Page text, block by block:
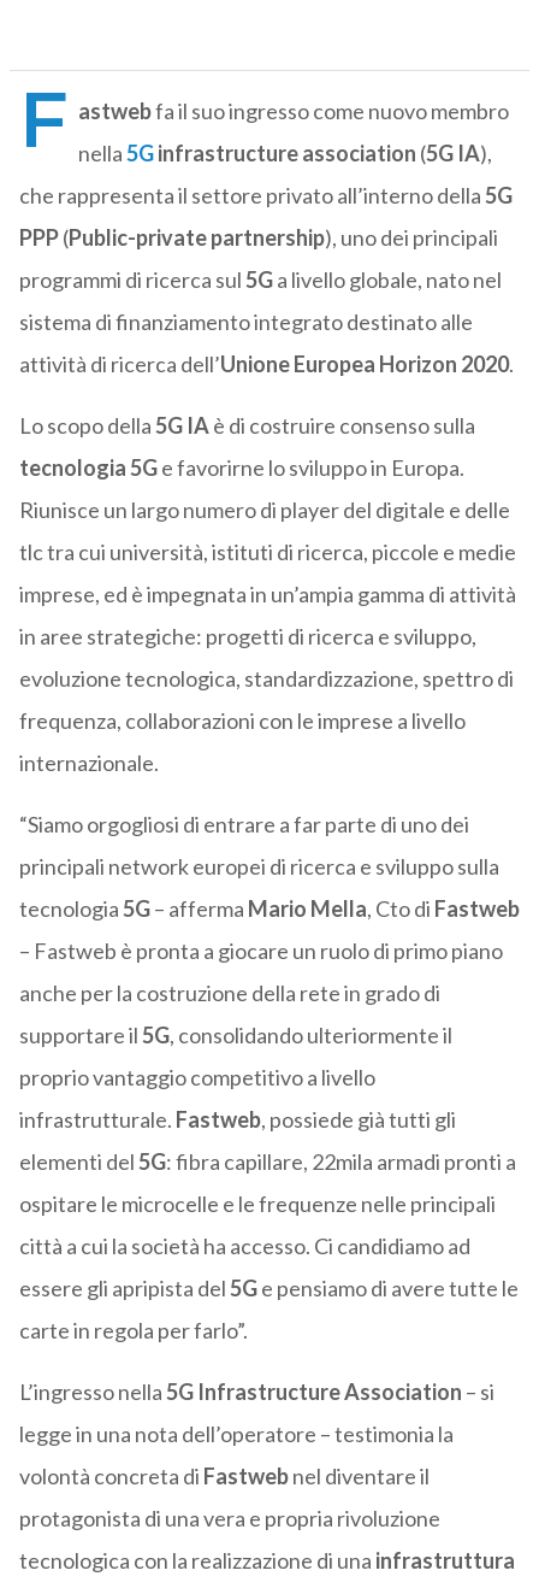
F astwebfa il suo ingresso come nuovo membro
nella5Ginfrastructure association (5G IA),
che rappresenta il settore privato all’interno della5G
PPP(Public-private partnership), uno dei principali
programmi di ricerca sul5Ga livello globale, nato nel
sistema di finanziamento integrato destinato alle
attività di ricerca dell’Unione Europea Horizon 2020.
Lo scopo della5G IAè di costruire consenso sulla
tecnologia 5Ge favorirne lo sviluppo in Europa.
Riunisce un largo numero di player del digitale e delle
tlc tra cui università, istituti di ricerca, piccole e medie
imprese, ed è impegnata in un’ampia gamma di attività
in aree strategiche: progetti di ricerca e sviluppo,
evoluzione tecnologica, standardizzazione, spettro di
frequenza, collaborazioni con le imprese a livello
internazionale.
“Siamo orgogliosi di entrare a far parte di uno dei
principali network europei di ricerca e sviluppo sulla
tecnologia5G– afferma Mario Mella, Cto di Fastweb
– Fastweb è pronta a giocare un ruolo di primo piano
anche per la costruzione della rete in grado di
supportare il5G, consolidando ulteriormente il
proprio vantaggio competitivo a livello
infrastrutturale. Fastweb, possiede già tutti gli
elementi del5G: fibra capillare, 22mila armadi pronti a
ospitare le microcelle e le frequenze nelle principali
città a cui la società ha accesso. Ci candidiamo ad
essere gli apripista del5Ge pensiamo di avere tutte le
carte in regola per farlo”.
L’ingresso nella5G Infrastructure Association – si
legge in una nota dell’operatore – testimonia la
volontà concreta di Fastwebnel diventare il
protagonista di una vera e propria rivoluzione
tecnologica con la realizzazione di una infrastruttura